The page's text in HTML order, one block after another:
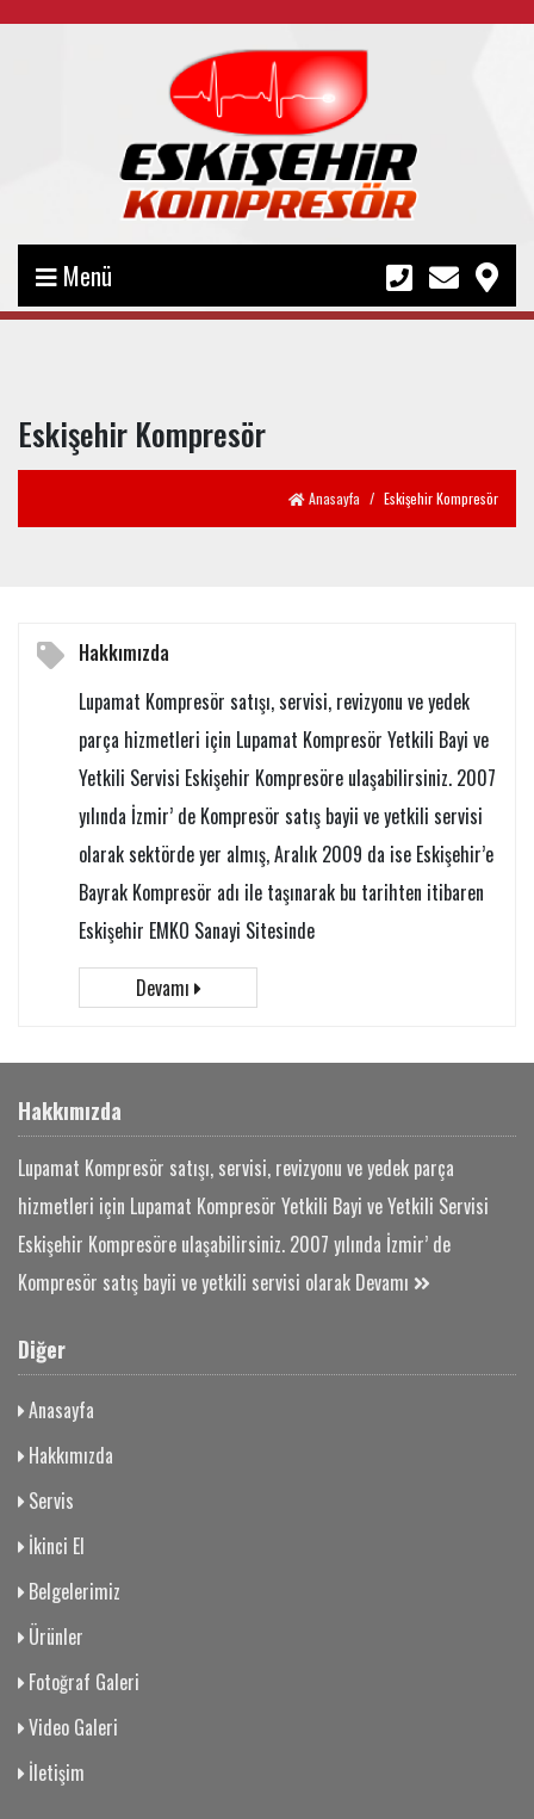
Menü
Eskişehir Kompresör
Anasayfa Eskişehir Kompresör
Hakkımızda
Lupamat Kompresör satışı, servisi, revizyonu ve yedek
parça hizmetleri için Lupamat Kompresör Yetkili Bayi ve
Yetkili Servisi Eskişehir Kompresöre ulaşabilirsiniz. 2007
yılında İzmir’ de Kompresör satış bayii ve yetkili servisi
olarak sektörde yer almış, Aralık 2009 da ise Eskişehir’e
Bayrak Kompresör adı ile taşınarak bu tarihten itibaren
Eskişehir EMKO Sanayi Sitesinde
Devamı
Hakkımızda
Lupamat Kompresör satışı, servisi, revizyonu ve yedek parça
hizmetleri için Lupamat Kompresör Yetkili Bayi ve Yetkili Servisi
Eskişehir Kompresöre ulaşabilirsiniz. 2007 yılında İzmir’ de
Kompresör satış bayii ve yetkili servisi olarak Devamı
Diğer
Anasayfa
Hakkımızda
Servis
İkinci El
Belgelerimiz
Ürünler
Fotoğraf Galeri
Video Galeri
İletişim